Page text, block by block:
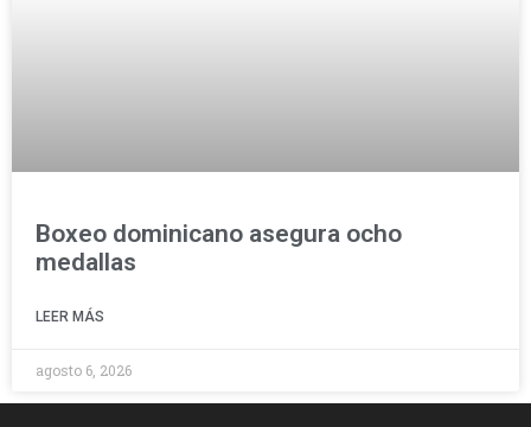
Boxeo dominicano asegura ocho
medallas
LEER MÁS
agosto 6, 2026